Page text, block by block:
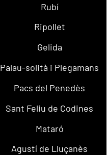
Rubí
Ripollet
Gelida
Palau-solità i Plegamans
Pacs del Penedès
Sant Feliu de Codines
Mataró
Agustí de Lluçanès